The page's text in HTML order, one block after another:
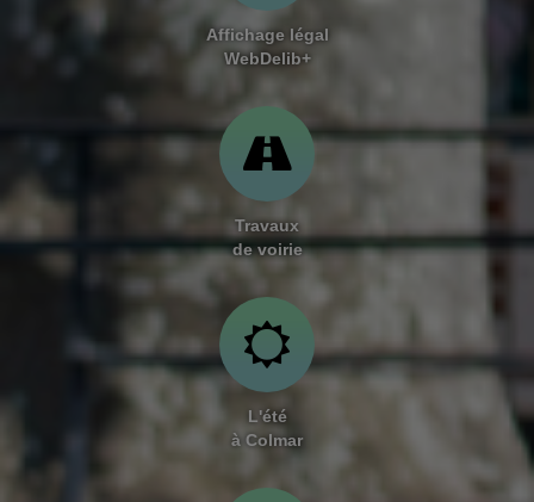
Affichage légal
WebDelib+
Travaux
de voirie
L'été
à Colmar